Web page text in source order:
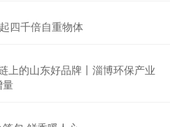
四千倍自重物体
上的山东好品牌丨淄博环保产业
量